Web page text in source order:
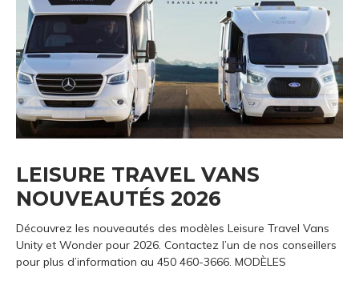
LEISURE TRAVEL VANS
NOUVEAUTÉS 2026
Découvrez les nouveautés des modèles Leisure Travel Vans
Unity et Wonder pour 2026. Contactez l’un de nos conseillers
pour plus d’information au 450 460-3666. MODÈLES